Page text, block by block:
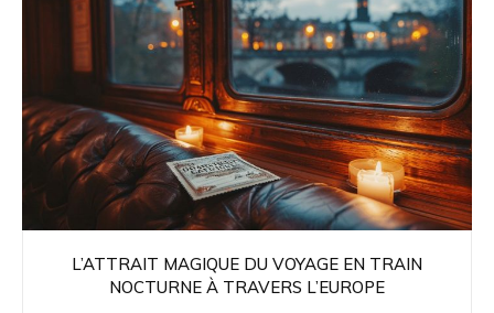
L’ATTRAIT MAGIQUE DU VOYAGE EN TRAIN
NOCTURNE À TRAVERS L’EUROPE